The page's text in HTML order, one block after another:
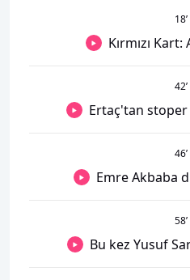
18’
Kırmızı
42’
Ertaç'tan
46’
Emre Akbaba
58’
Bu kez Yusuf